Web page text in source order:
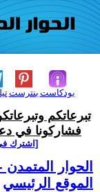
بنترست بودكاست
تبرعاتكم
فشاركونا في
[اشترك
الحوار المتمدن
الموقع الرئيسي